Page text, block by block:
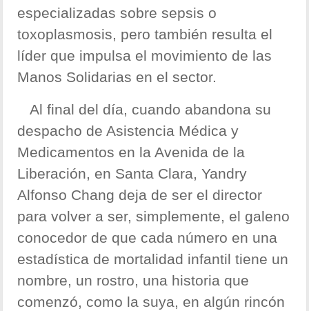
especializadas sobre sepsis o
toxoplasmosis, pero también resulta el
líder que impulsa el movimiento de las
Manos Solidarias en el sector.
Al final del día, cuando abandona su
despacho de Asistencia Médica y
Medicamentos en la Avenida de la
Liberación, en Santa Clara, Yandry
Alfonso Chang deja de ser el director
para volver a ser, simplemente, el galeno
conocedor de que cada número en una
estadística de mortalidad infantil tiene un
nombre, un rostro, una historia que
comenzó, como la suya, en algún rincón